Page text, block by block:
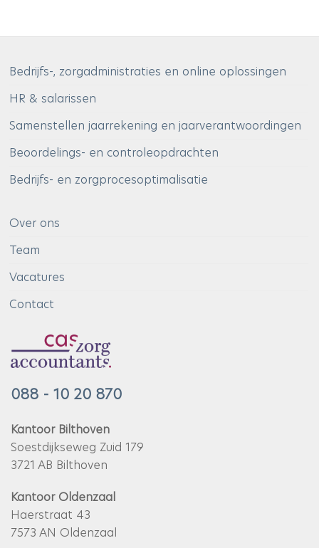
Bedrijfs-, zorgadministraties en online oplossingen
HR & salarissen
Samenstellen jaarrekening en jaarverantwoordingen
Beoordelings- en controleopdrachten
Bedrijfs- en zorgprocesoptimalisatie
Over ons
Team
Vacatures
Contact
088 - 10 20 870
Kantoor Bilthoven
Soestdijkseweg Zuid 179
3721 AB Bilthoven
Kantoor Oldenzaal
Haerstraat 43
7573 AN Oldenzaal